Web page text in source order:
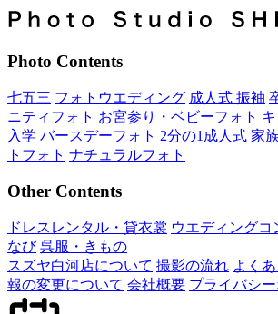
Photo Contents
七五三 フォトウエディング 成人式 振袖
ニティフォト お宮参り・ベビーフォト
入学 バースデーフォト 2分の1成人式 家
トフォト ナチュラルフォト
Other Contents
ドレスレンタル・貸衣裳 ウエディングコ
なび 呉服・きもの
スズヤ白河店について 撮影の流れ よく
報の変更について 会社概要 プライバシ